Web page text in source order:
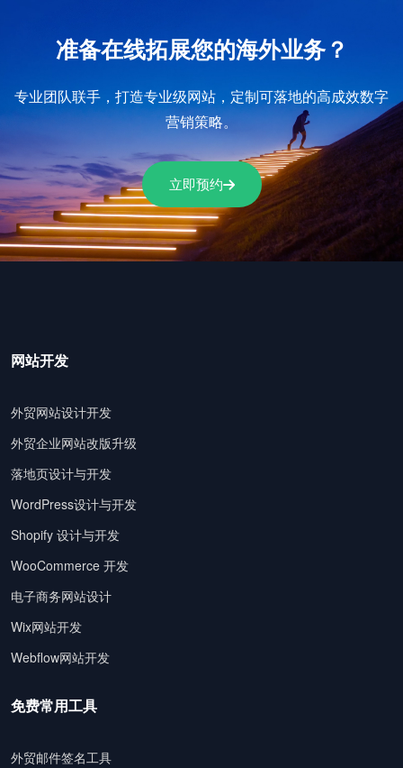
准备在线拓展您的海外业务？
专业团队联手，打造专业级网站，定制可落地的高成效数字
营销策略。
立即预约
网站开发
外贸网站设计开发
外贸企业网站改版升级
落地页设计与开发
WordPress设计与开发
Shopify 设计与开发
WooCommerce 开发
电子商务网站设计
Wix网站开发
Webflow网站开发
免费常用工具
外贸邮件签名工具